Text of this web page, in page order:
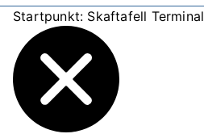
Startpunkt: Skaftafell Terminal